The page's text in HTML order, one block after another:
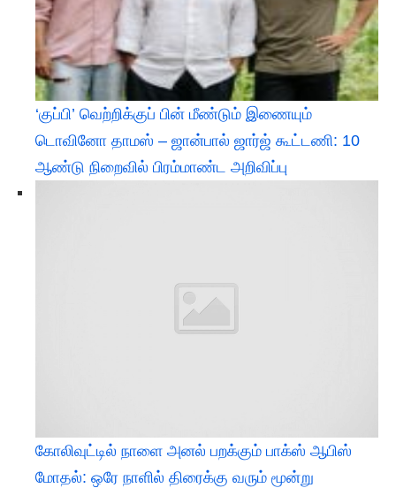
‘குப்பி’ வெற்றிக்குப் பின் மீண்டும் இணையும்
டொவினோ தாமஸ் – ஜான்பால் ஜார்ஜ் கூட்டணி: 10
ஆண்டு நிறைவில் பிரம்மாண்ட அறிவிப்பு
கோலிவுட்டில் நாளை அனல் பறக்கும் பாக்ஸ் ஆபிஸ்
மோதல்: ஒரே நாளில் திரைக்கு வரும் மூன்று